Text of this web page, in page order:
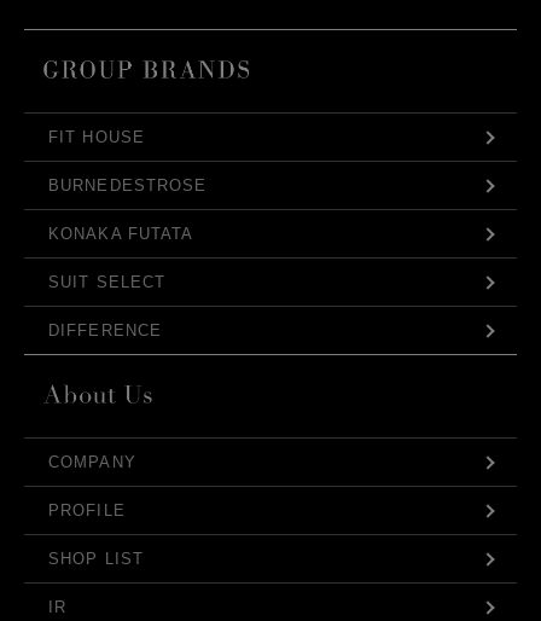
FIT HOUSE
BURNEDESTROSE
KONAKA FUTATA
SUIT SELECT
DIFFERENCE
COMPANY
PROFILE
SHOP LIST
IR